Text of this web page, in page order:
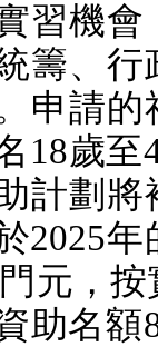
習機會
籌、行
申請的
18歲至
計劃將
2025年
元，按
助名額